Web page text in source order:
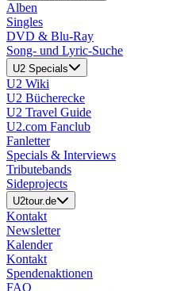
Alben
Singles
DVD & Blu-Ray
Song- und Lyric-Suche
U2 Specials
U2 Wiki
U2 Bücherecke
U2 Travel Guide
U2.com Fanclub
Fanletter
Specials & Interviews
Tributebands
Sideprojects
U2tour.de
Kontakt
Newsletter
Kalender
Kontakt
Spendenaktionen
FAQ